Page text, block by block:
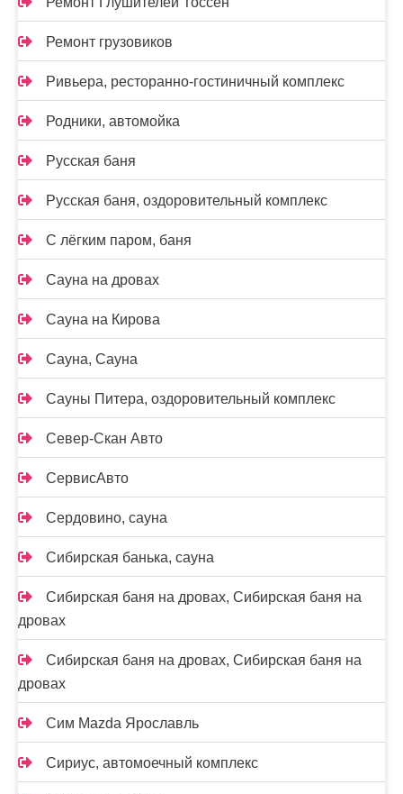
Ремонт грузовиков
Ривьера, ресторанно-гостиничный комплекс
Родники, автомойка
Русская баня
Русская баня, оздоровительный комплекс
С лёгким паром, баня
Сауна на дровах
Сауна на Кирова
Сауна, Сауна
Сауны Питера, оздоровительный комплекс
Север-Скан Авто
СервисАвто
Сердовино, сауна
Сибирская банька, сауна
Сибирская баня на дровах, Сибирская баня на
дровах
Сибирская баня на дровах, Сибирская баня на
дровах
Сим Mazda Ярославль
Сириус, автомоечный комплекс